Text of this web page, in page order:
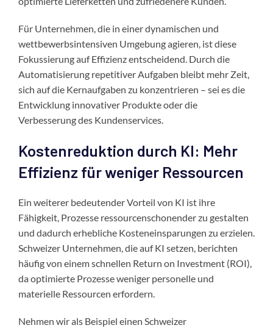
Für Unternehmen, die in einer dynamischen und
wettbewerbsintensiven Umgebung agieren, ist diese
Fokussierung auf Effizienz entscheidend. Durch die
Automatisierung repetitiver Aufgaben bleibt mehr Zeit,
sich auf die Kernaufgaben zu konzentrieren – sei es die
Entwicklung innovativer Produkte oder die
Verbesserung des Kundenservices.
Kostenreduktion durch KI: Mehr
Effizienz für weniger Ressourcen
Ein weiterer bedeutender Vorteil von KI ist ihre
Fähigkeit, Prozesse ressourcenschonender zu gestalten
und dadurch erhebliche Kosteneinsparungen zu erzielen.
Schweizer Unternehmen, die auf KI setzen, berichten
häufig von einem schnellen Return on Investment (ROI),
da optimierte Prozesse weniger personelle und
materielle Ressourcen erfordern.
Nehmen wir als Beispiel einen Schweizer